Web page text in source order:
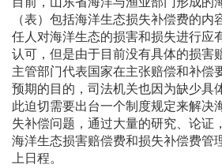
（表）包括海洋生态损失补偿费的
任人对海洋生态的损害和损失进行应
认可，但是由于目前没有具体的损害
主管部门代表国家在主张赔偿和补偿
预期的目的，司法机关也因为缺少具
此迫切需要出台一个制度规定来解决
失补偿问题，通过大量的研究、论证
海洋生态损害赔偿费和损失补偿费管
上日程。